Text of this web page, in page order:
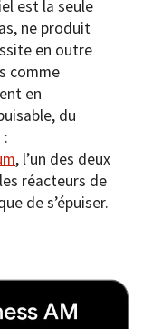
est la seule
ne produit
en outre
comme
en
du
, l’un des deux
réacteurs de
de s’épuiser.